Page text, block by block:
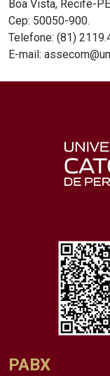
Boa Vista, Recife-
Cep: 50050-900.
Telefone: (81)
E-mail:
PABX